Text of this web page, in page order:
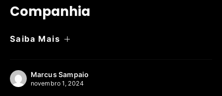
Companhia
Saiba Mais
Marcus Sampaio
novembro 1, 2024